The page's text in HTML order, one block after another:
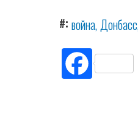
# война Донбасс
Fac
ebo